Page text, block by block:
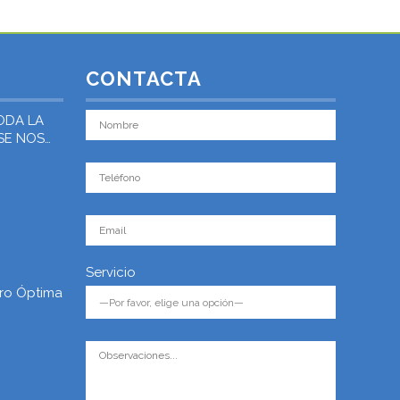
LA
NOS
Óptima
CONTACTA
Servicio